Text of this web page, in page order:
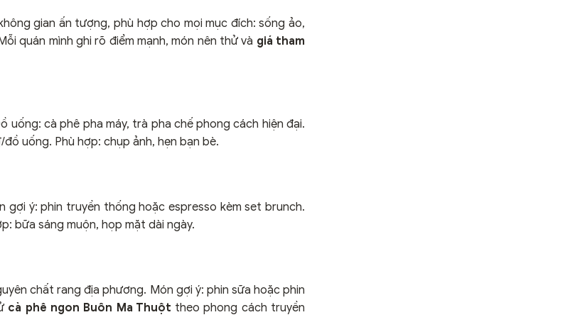
gian ấn tượng, phù hợp cho mọi mục đích: sống ảo,
quán mình ghi rõ điểm mạnh, món nên thử và giá tham
cà phê pha máy, trà pha chế phong cách hiện đại.
uống. Phù hợp: chụp ảnh, hẹn bạn bè.
ý: phin truyền thống hoặc espresso kèm set brunch.
bữa sáng muộn, họp mặt dài ngày.
chất rang địa phương. Món gợi ý: phin sữa hoặc phin
cà phê ngon Buôn Ma Thuột theo phong cách truyền